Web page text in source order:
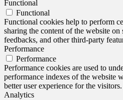
Functional
Functional
Functional cookies help to perform
sharing the content of the website
feedbacks, and other third-party
Performance
Performance
Performance cookies are used to
performance indexes of the website
better user experience for the visitors.
Analytics